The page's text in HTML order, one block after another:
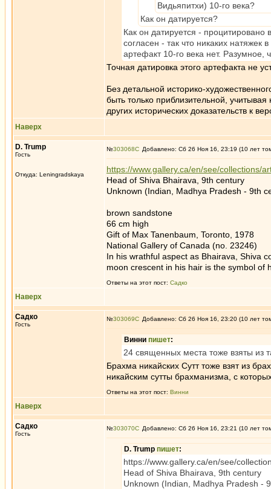
Видьяпитхи) 10-го века?
Как он датируется?
Как он датируется -
согласен - так что никаких натяжек
артефакт 10-го века нет. Разумное,
Точная датировка этого артефакта не
Без детальной историко-
быть только приблизительной,
других исторических доказательств к
Наверх
D. Trump
Гость
Откуда: Leningradskaya
№303068 Добавлено: Сб 26 Ноя 16, 23:19 (10 лет
https://www.gallery.ca/en/see/collections/
Head of Shiva Bhairava, 9th century
Unknown (Indian, Madhya Pradesh - 9th
brown sandstone
66 cm high
Gift of Max Tanenbaum, Toronto, 1978
National Gallery of Canada (no. 23246)
In his wrathful aspect as Bhairava, Shiva
moon crescent in his hair is the symbol of
Ответы на этот пост: Садко
Наверх
Садко
Гость
№303069 Добавлено: Сб 26 Ноя 16, 23:20 (10 лет
Винни пишет:
24 священных места тоже взяты из
Брахма никайских Сутт тоже взят из
никайским сутты брахманизма, с
Ответы на этот пост: Винни
Наверх
Садко
Гость
№303070 Добавлено: Сб 26 Ноя 16, 23:21 (10 лет
D. Trump пишет:
https://www.gallery.ca/en/see/
Head of Shiva Bhairava, 9th century
Unknown (Indian, Madhya Pradesh -